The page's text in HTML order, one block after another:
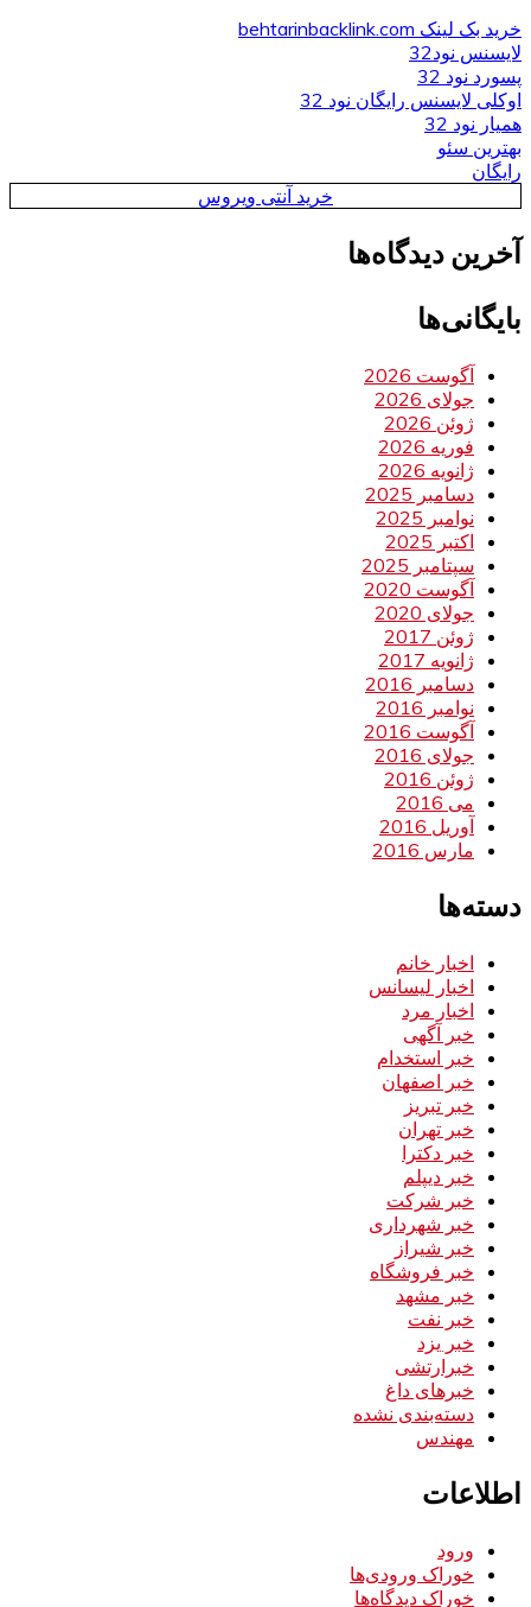
خرید بک لینک behtarinbacklink.com
لایسنس نود32
پسورد نود 32
اوکلی لایسنس رایگان نود 32
همیار نود 32
بهترین سئو
رایگان
خرید آنتی ویروس
آخرین دیدگاه‌ها
بایگانی‌ها
آگوست 2026
جولای 2026
ژوئن 2026
فوریه 2026
ژانویه 2026
دسامبر 2025
نوامبر 2025
اکتبر 2025
سپتامبر 2025
آگوست 2020
جولای 2020
ژوئن 2017
ژانویه 2017
دسامبر 2016
نوامبر 2016
آگوست 2016
جولای 2016
ژوئن 2016
می 2016
آوریل 2016
مارس 2016
دسته‌ها
اخبار خانم
اخبار لیسانس
اخبار مرد
خبر آگهی
خبر استخدام
خبر اصفهان
خبر تبریز
خبر تهران
خبر دکترا
خبر دیپلم
خبر شرکت
خبر شهرداری
خبر شیراز
خبر فروشگاه
خبر مشهد
خبر نفت
خبر یزد
خبرارتشی
خبرهای داغ
دسته‌بندی نشده
مهندس
اطلاعات
ورود
خوراک ورودی‌ها
خوراک دیدگاه‌ها